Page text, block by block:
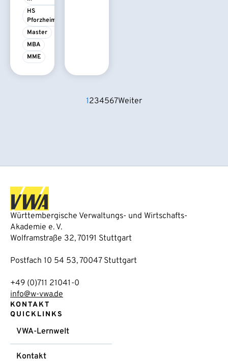
HS
Pforzheim
Master
MBA
MME
1234567Weiter
Württembergische Verwaltungs- und Wirtschafts-
Akademie e. V.
Wolframstraße 32, 70191 Stuttgart
Postfach 10 54 53, 70047 Stuttgart
+49 (0)711 21041-0
info@w-vwa.de
KONTAKT
QUICKLINKS
VWA-Lernwelt
Kontakt